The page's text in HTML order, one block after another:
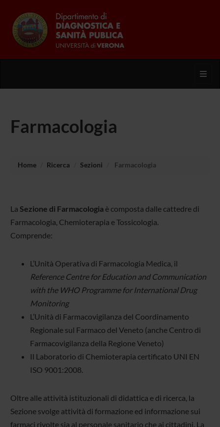
Farmacologia
Home Ricerca Sezioni Farmacologia
La Sezione di Farmacologiaè composta dalle cattedre di
Farmacologia, Chemioterapia e Tossicologia.
Comprende:
L’Unità Operativa di Farmacologia Medica, il
Reference Centre for Education and Communication
with the WHO Programme for International Drug
Monitoring
L’Unità di Farmacovigilanza del Coordinamento
Regionale sul Farmaco del Veneto (anche Centro di
Farmacovigilanza della Regione Veneto)
Il Laboratorio di Chemioterapia certificato UNI EN
ISO 9001:2008.
Oltre alle attività istituzionali di didattica e di ricerca, la
Sezione svolge attività di formazione ed informazione sui
farmaci rivolte sia al personale sanitario che ai cittadini. La